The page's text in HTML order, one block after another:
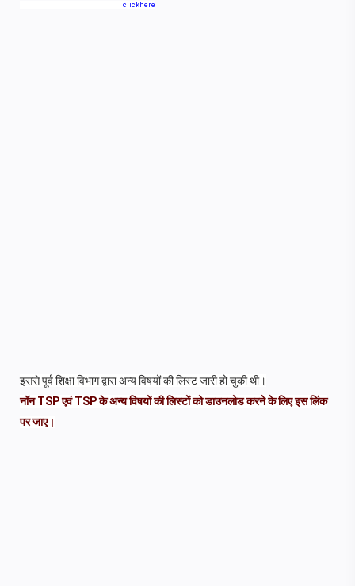
clickhere
इससे पूर्व शिक्षा विभाग द्वारा अन्य विषयों की लिस्ट जारी हो चुकी थी।
नॉन TSP एवं TSP के अन्य विषयों की लिस्टों को डाउनलोड करने के लिए इस लिंक
पर जाए।